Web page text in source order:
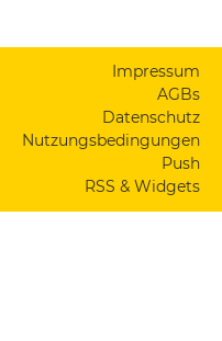
Impressum
AGBs
Datenschutz
Nutzungsbedingungen
Push
RSS & Widgets